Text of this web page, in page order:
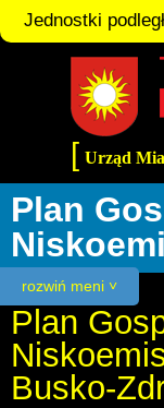
Jednostki
[ Urząd
rozwiń meni ˅
Plan
Plan
Busko-